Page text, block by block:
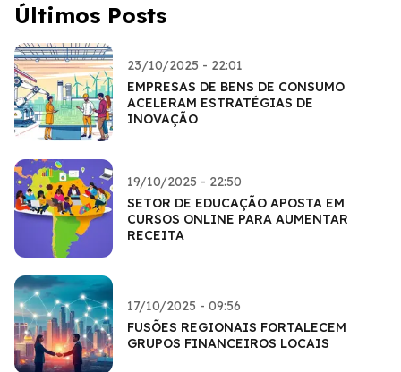
Últimos Posts
23/10/2025 - 22:01
EMPRESAS DE BENS DE CONSUMO
ACELERAM ESTRATÉGIAS DE
INOVAÇÃO
19/10/2025 - 22:50
SETOR DE EDUCAÇÃO APOSTA EM
CURSOS ONLINE PARA AUMENTAR
RECEITA
17/10/2025 - 09:56
FUSÕES REGIONAIS FORTALECEM
GRUPOS FINANCEIROS LOCAIS